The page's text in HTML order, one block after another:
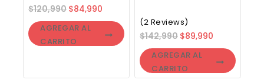
$120,990 $84,990
AGREGAR AL
CARRITO
(2 Reviews)
$142,990 $89,990
AGREGAR AL
CARRITO